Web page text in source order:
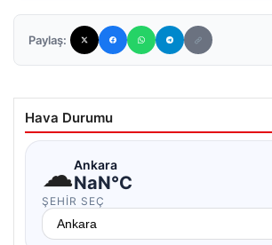
Paylaş:
Hava Durumu
☁Ankara
NaN°C
ŞEHIR SEÇ